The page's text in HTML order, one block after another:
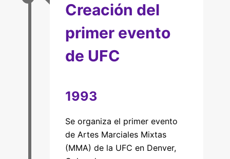
Creación del
primer evento
de UFC
1993
Se organiza el primer evento
de Artes Marciales Mixtas
(MMA) de la UFC en Denver,